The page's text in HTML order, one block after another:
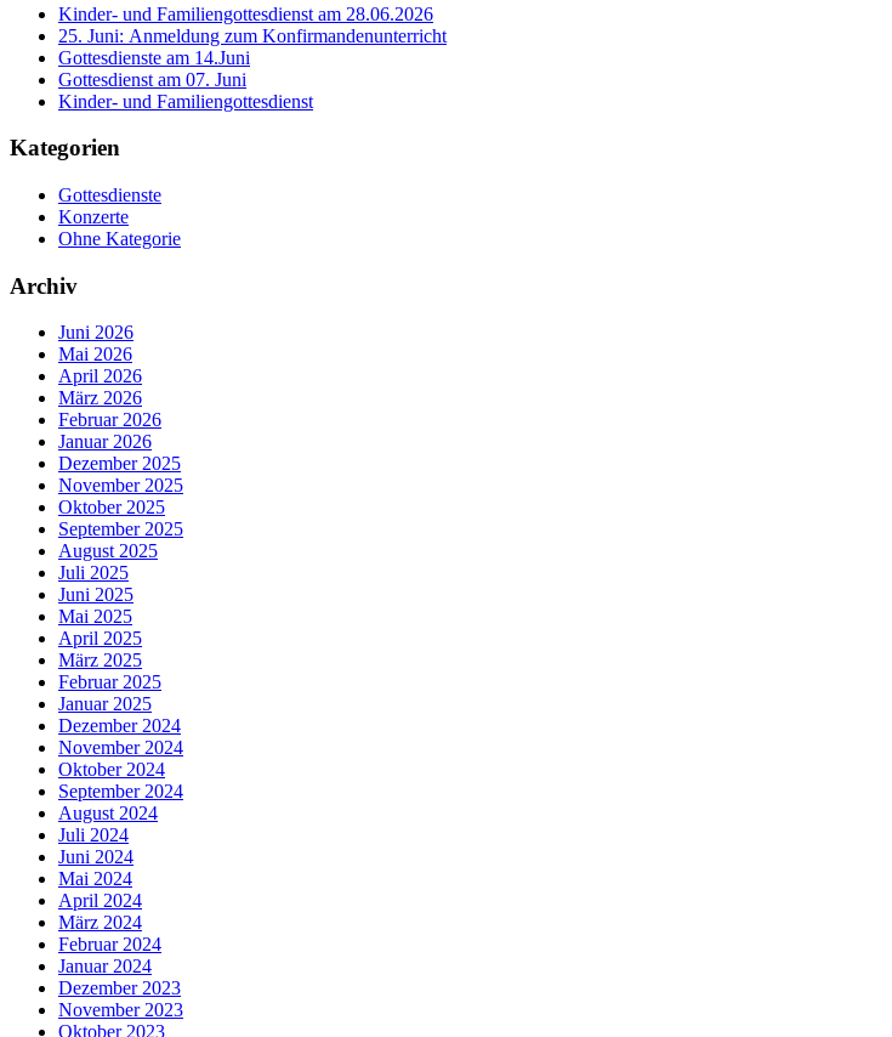
Kinder- und Familiengottesdienst am 28.06.2026
25. Juni: Anmeldung zum Konfirmandenunterricht
Gottesdienste am 14.Juni
Gottesdienst am 07. Juni
Kinder- und Familiengottesdienst
Kategorien
Gottesdienste
Konzerte
Ohne Kategorie
Archiv
Juni 2026
Mai 2026
April 2026
März 2026
Februar 2026
Januar 2026
Dezember 2025
November 2025
Oktober 2025
September 2025
August 2025
Juli 2025
Juni 2025
Mai 2025
April 2025
März 2025
Februar 2025
Januar 2025
Dezember 2024
November 2024
Oktober 2024
September 2024
August 2024
Juli 2024
Juni 2024
Mai 2024
April 2024
März 2024
Februar 2024
Januar 2024
Dezember 2023
November 2023
Oktober 2023